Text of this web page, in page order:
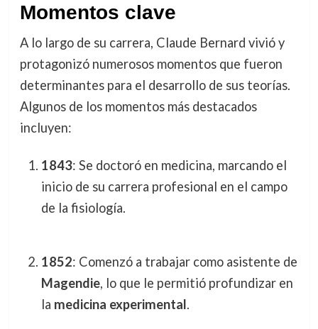
Momentos clave
A lo largo de su carrera, Claude Bernard vivió y
protagonizó numerosos momentos que fueron
determinantes para el desarrollo de sus teorías.
Algunos de los momentos más destacados
incluyen:
1843: Se doctoró en medicina, marcando el
inicio de su carrera profesional en el campo
de la fisiología.
1852: Comenzó a trabajar como asistente de
Magendie, lo que le permitió profundizar en
la medicina experimental.